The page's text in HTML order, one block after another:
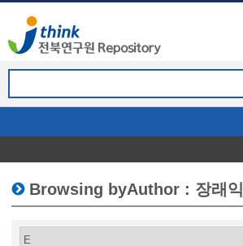
Browsing byAuthor : 장래익